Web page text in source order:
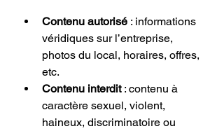
Contenu autorisé : informations
véridiques sur l’entreprise,
photos du local, horaires, offres,
etc.
Contenu interdit : contenu à
caractère sexuel, violent,
haineux, discriminatoire ou